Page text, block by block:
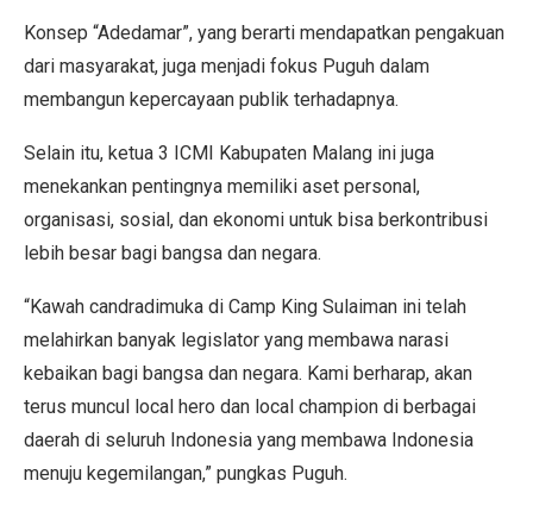
Konsep “Adedamar”, yang berarti mendapatkan pengakuan
dari masyarakat, juga menjadi fokus Puguh dalam
membangun kepercayaan publik terhadapnya.
Selain itu, ketua 3 ICMI Kabupaten Malang ini juga
menekankan pentingnya memiliki aset personal,
organisasi, sosial, dan ekonomi untuk bisa berkontribusi
lebih besar bagi bangsa dan negara.
“Kawah candradimuka di Camp King Sulaiman ini telah
melahirkan banyak legislator yang membawa narasi
kebaikan bagi bangsa dan negara. Kami berharap, akan
terus muncul local hero dan local champion di berbagai
daerah di seluruh Indonesia yang membawa Indonesia
menuju kegemilangan,” pungkas Puguh.